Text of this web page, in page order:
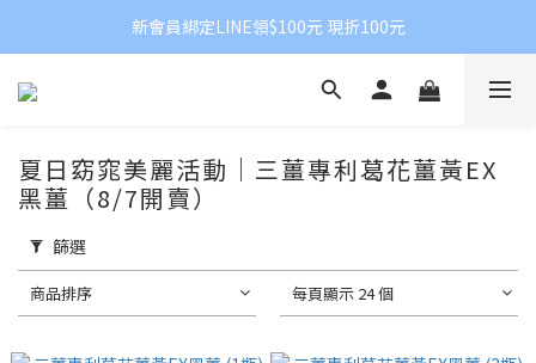
新會員綁定LINE領$100元 現折100元
夏日窈窕美麗活動｜三薑專利葛花薑黃EX
黑薑（8/7開賣）
篩選
商品排序 每頁顯示 24 個